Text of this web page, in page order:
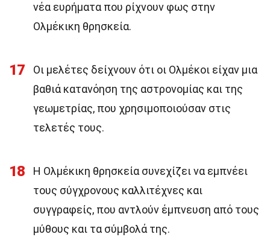
νέα ευρήματα που ρίχνουν φως στην
Ολμέκικη θρησκεία.
17
Οι μελέτες δείχνουν ότι οι Ολμέκοι είχαν μια
βαθιά κατανόηση της αστρονομίας και της
γεωμετρίας, που χρησιμοποιούσαν στις
τελετές τους.
18
Η Ολμέκικη θρησκεία συνεχίζει να εμπνέει
τους σύγχρονους καλλιτέχνες και
συγγραφείς, που αντλούν έμπνευση από τους
μύθους και τα σύμβολά της.